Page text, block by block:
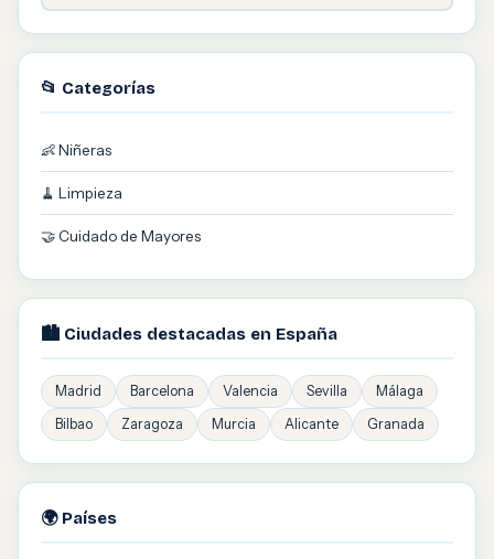
📂 Categorías
👶 Niñeras
🧹 Limpieza
🤝 Cuidado de Mayores
🏙️ Ciudades destacadas en España
Madrid Barcelona Valencia Sevilla
Málaga
Bilbao
Zaragoza Murcia Alicante Granada
🌍 Países